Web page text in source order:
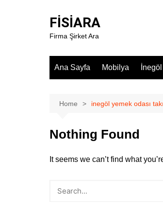
FİSİARA
Firma Şirket Ara
Ana Sayfa Mobilya
Home inegöl yemek odası
Nothing Found
It seems we can’t find what